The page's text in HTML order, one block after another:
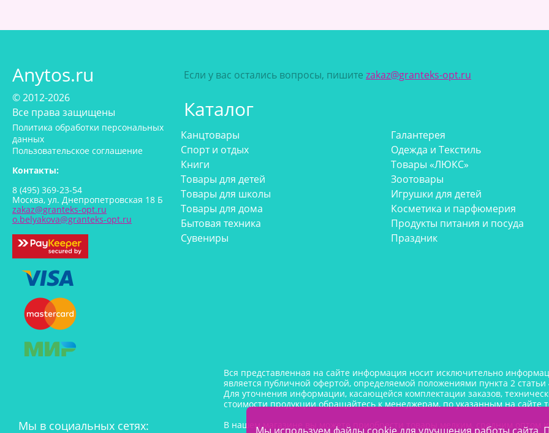
Anytos.ru
© 2012-2026
Все права защищены
Политика обработки персональных
данных
Пользовательское соглашение
Контакты:
8 (495) 369-23-54
Москва, ул. Днепропетровская 18 Б
zakaz@granteks-opt.ru
o.belyakova@granteks-opt.ru
Если у вас остались вопросы, пишите zakaz@granteks-opt.ru
Каталог
Канцтовары
Спорт и отдых
Книги
Товары для детей
Товары для школы
Товары для дома
Бытовая техника
Сувениры
Галантерея
Одежда и Текстиль
Товары «ЛЮКС»
Зоотовары
Игрушки для детей
Косметика и парфюмерия
Продукты питания и посуда
Праздник
Мы в социальных сетях:
Вся представленная на сайте информация носит исключительно
является публичной офертой, определяемой положениями пункта 2
Для уточнения информации, касающейся комплектации заказов,
стоимости продукции обращайтесь к менеджерам, по указанным на сайте
В нашем магазине вы можете приобрести товары мелким, средним оптом